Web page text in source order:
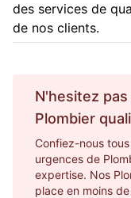
des services de
de nos clients.
N'hesitez
Plombier
Confiez-nous
urgences de
expertise. Nos
place en moins